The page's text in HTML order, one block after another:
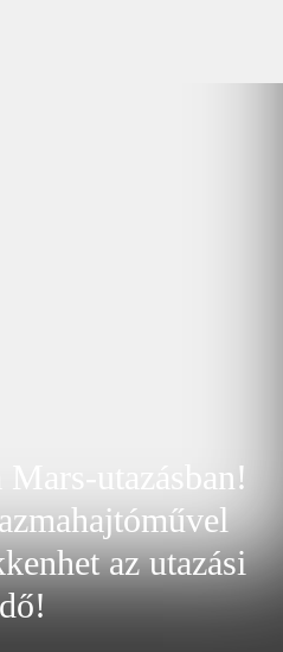
utazásban!
az utazási